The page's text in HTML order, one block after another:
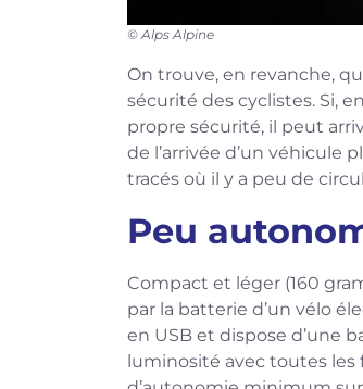
© Alps Alpine
On trouve, en revanche,
sécurité des cyclistes. Si,
propre sécurité, il peut
de l’arrivée d’un véhicule
tracés où il y a peu de
Peu
Compact et léger (160
par la batterie d’un vélo
en USB et dispose d’une
luminosité avec toutes les